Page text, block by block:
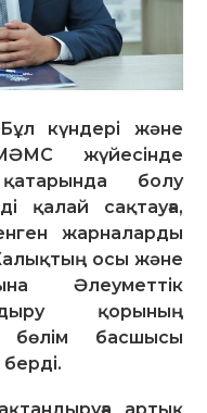
күндері және
жүйесінде
қатарында болу
қалай сақтауға,
жарналарды
осы және
Әлеуметтік
қорының
бөлім басшысы
артық